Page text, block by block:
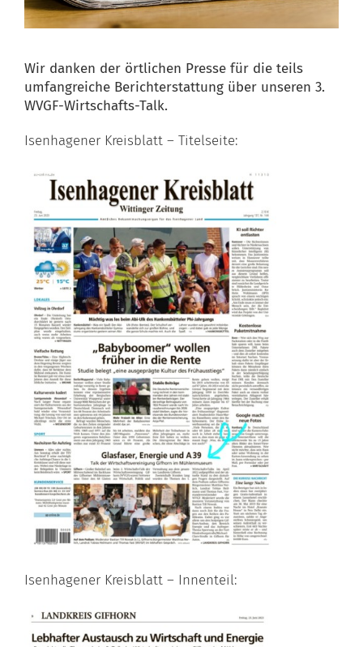
Wir danken der örtlichen Presse für die teils
umfangreiche Berichterstattung über unseren 3.
WVGF-Wirtschafts-Talk.
Isenhagener Kreisblatt – Titelseite:
Isenhagener Kreisblatt – Innenteil: